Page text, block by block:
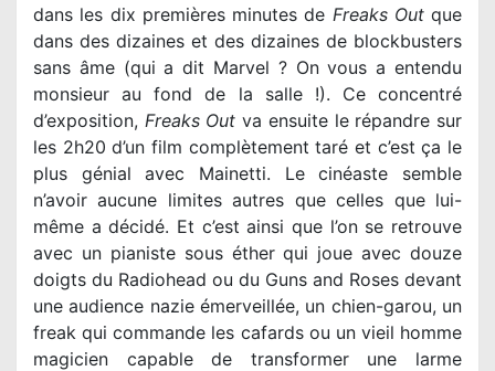
dans les dix premières minutes de Freaks Outque
dans des dizaines et des dizaines de blockbusters
sans âme (qui a dit Marvel ? On vous a entendu
monsieur au fond de la salle !). Ce concentré
d’exposition, Freaks Out va ensuite le répandre sur
les 2h20 d’un film complètement taré et c’est ça le
plus génial avec Mainetti. Le cinéaste semble
n’avoir aucune limites autres que celles que lui-
même a décidé. Et c’est ainsi que l’on se retrouve
avec un pianiste sous éther qui joue avec douze
doigts du Radiohead ou du Guns and Roses devant
une audience nazie émerveillée, un chien-garou, un
freak qui commande les cafards ou un vieil homme
magicien capable de transformer une larme